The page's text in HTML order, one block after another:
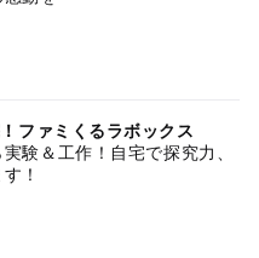
ファミくるラボックス
験＆工作！自宅で探究力、
！